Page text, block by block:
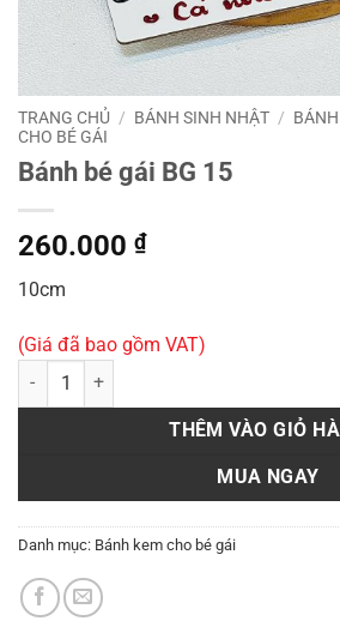
TRANG CHỦ / BÁNH SINH NHẬT /
CHO BÉ GÁI
Bánh bé gái BG 15
260.000 ₫
10cm
(Giá đã bao gồm VAT)
Bánh bé gái BG 15 số lượng
THÊM VÀO GIỎ
MUA NGAY
Danh mục: Bánh kem cho bé gái